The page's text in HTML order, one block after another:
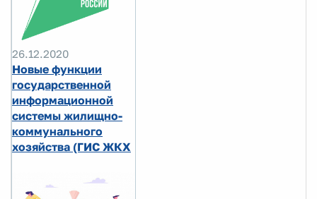
26.12.2020
Новые функции
государственной
информационной
системы жилищно-
коммунального
хозяйства (ГИС ЖКХ